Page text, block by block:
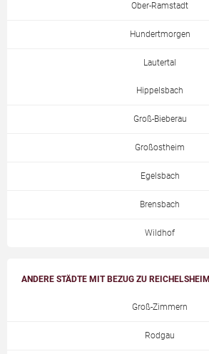
Ober-Ramstadt
Hundertmorgen
Lautertal
Hippelsbach
Groß-Bieberau
Großostheim
Egelsbach
Brensbach
Wildhof
ANDERE STÄDTE MIT BEZUG ZU REICHELSHEIM
Groß-Zimmern
Rodgau